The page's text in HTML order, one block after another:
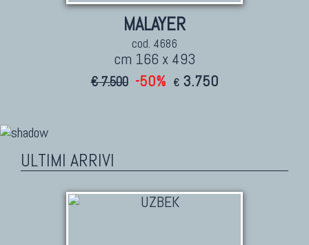
MALAYER
cod. 4686
cm 166 x 493
€ 7.500 -50% € 3.750
ULTIMI ARRIVI